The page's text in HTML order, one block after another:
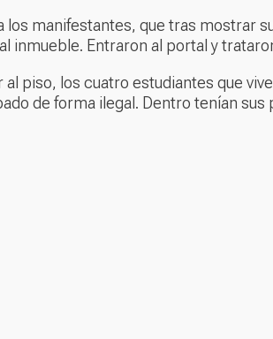
los manifestantes, que tras mostrar
inmueble. Entraron al portal y
al piso, los cuatro estudiantes que
de forma ilegal. Dentro tenían sus